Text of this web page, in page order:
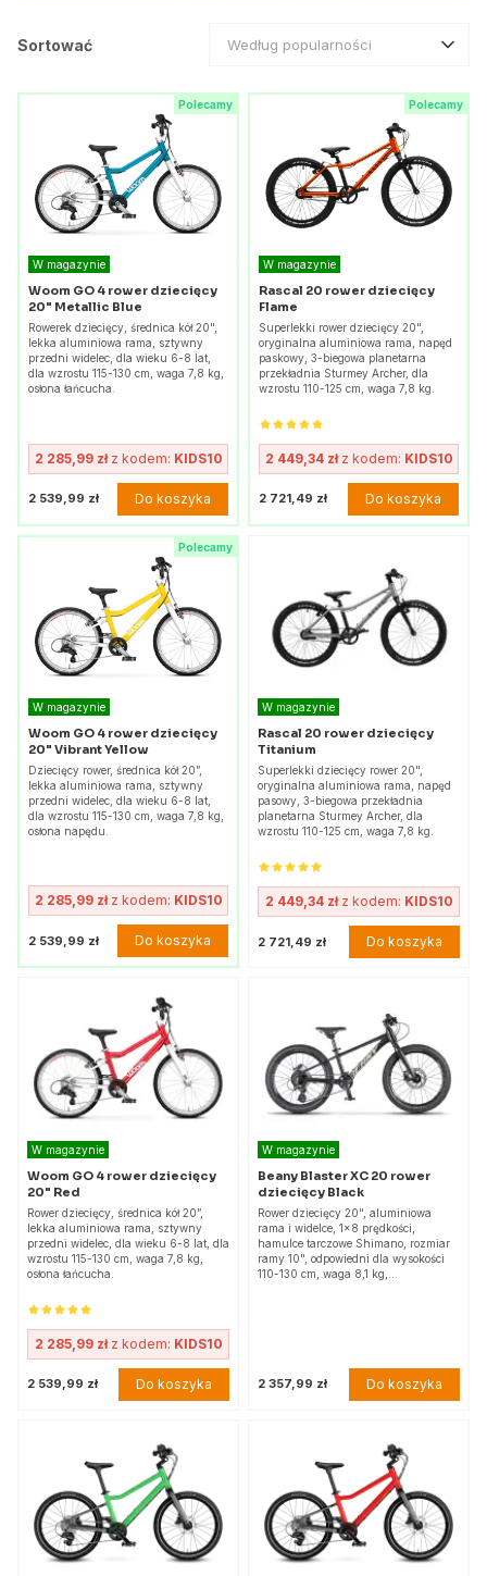
Sortować Według popularności
Polecamy
W magazynie
Woom GO 4 rower dziecięcy
20" Metallic Blue
Rowerek dziecięcy, średnica kół 20",
lekka aluminiowa rama, sztywny
przedni widelec, dla wieku 6-8 lat,
dla wzrostu 115-130 cm, waga 7,8 kg,
osłona łańcucha.
2 285,99 złz kodem: KIDS10
2 539,99 zł Do koszyka
Polecamy
W magazynie
Rascal 20 rower dziecięcy
Flame
Superlekki rower dziecięcy 20",
oryginalna aluminiowa rama, napęd
paskowy, 3-biegowa planetarna
przekładnia Sturmey Archer, dla
wzrostu 110-125 cm, waga 7,8 kg.
2 449,34 złz kodem: KIDS10
2 721,49 zł Do koszyka
Polecamy
W magazynie
Woom GO 4 rower dziecięcy
20" Vibrant Yellow
Dziecięcy rower, średnica kół 20”,
lekka aluminiowa rama, sztywny
przedni widelec, dla wieku 6-8 lat,
dla wzrostu 115-130 cm, waga 7,8 kg,
osłona napędu.
2 285,99 złz kodem: KIDS10
2 539,99 zł Do koszyka
W magazynie
Rascal 20 rower dziecięcy
Titanium
Superlekki dziecięcy rower 20",
oryginalna aluminiowa rama, napęd
pasowy, 3-biegowa przekładnia
planetarna Sturmey Archer, dla
wzrostu 110-125 cm, waga 7,8 kg.
2 449,34 złz kodem: KIDS10
2 721,49 zł Do koszyka
W magazynie
Woom GO 4 rower dziecięcy
20" Red
Rower dziecięcy, średnica kół 20”,
lekka aluminiowa rama, sztywny
przedni widelec, dla wieku 6-8 lat, dla
wzrostu 115-130 cm, waga 7,8 kg,
osłona łańcucha.
2 285,99 złz kodem: KIDS10
2 539,99 zł Do koszyka
W magazynie
Beany Blaster XC 20 rower
dziecięcy Black
Rower dziecięcy 20", aluminiowa
rama i widelce, 1x8 prędkości,
hamulce tarczowe Shimano, rozmiar
ramy 10", odpowiedni dla wysokości
110-130 cm, waga 8,1 kg,…
2 357,99 zł Do koszyka